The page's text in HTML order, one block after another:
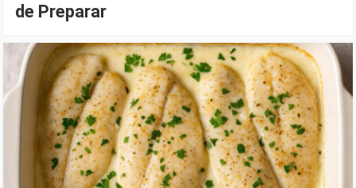
de Preparar